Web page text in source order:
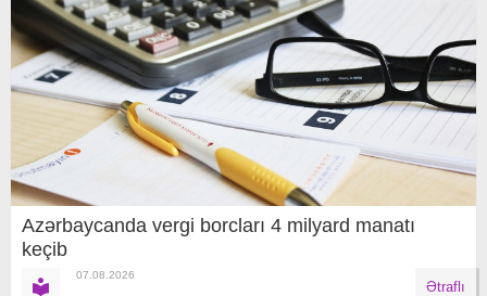
Azərbaycanda vergi borcları 4 milyard manatı
keçib
07.08.2026
Ətraflı